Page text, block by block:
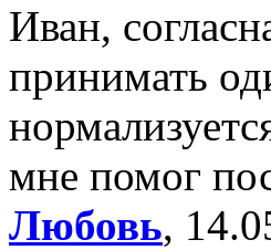
Иван,
принимать
мне помог
Любовь,